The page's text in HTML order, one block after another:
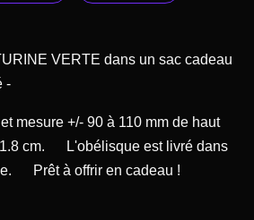
VERTE dans un sac cadeau
-
mesure +/- 90 à 110 mm de haut
1.8 cm. L'obélisque est livré dans
Prêt à offrir en cadeau !